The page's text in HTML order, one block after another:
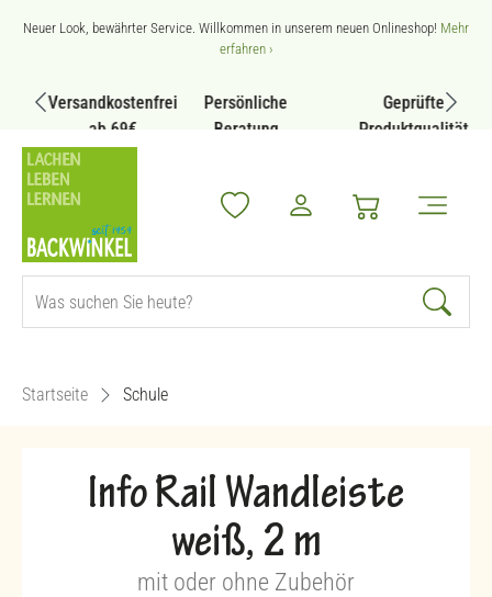
Zum Hauptinhalt springen
Neuer Look, bewährter Service. Willkommen in unserem neuen Onlineshop! Mehr
erfahren ›
Versandkostenfrei
ab 69€
Persönliche
Beratung
Geprüfte
Produktqualität
Startseite Schule
Info Rail Wandleiste
weiß, 2 m
mit oder ohne Zubehör